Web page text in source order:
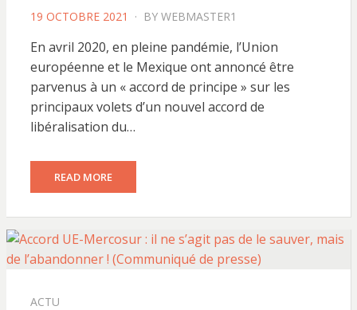
POSTED
19 OCTOBRE 2021 BY WEBMASTER1
En avril 2020, en pleine pandémie, l’Union
européenne et le Mexique ont annoncé être
parvenus à un « accord de principe » sur les
principaux volets d’un nouvel accord de
libéralisation du…
READ MORE
ACTU